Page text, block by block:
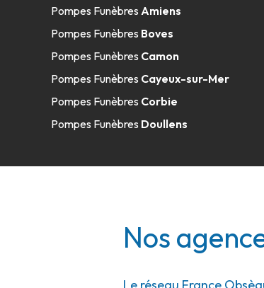
Pompes Funèbres Amiens
Pompes Funèbres Boves
Pompes Funèbres Camon
Pompes Funèbres Cayeux-sur-Mer
Pompes Funèbres Corbie
Pompes Funèbres Doullens
Nos